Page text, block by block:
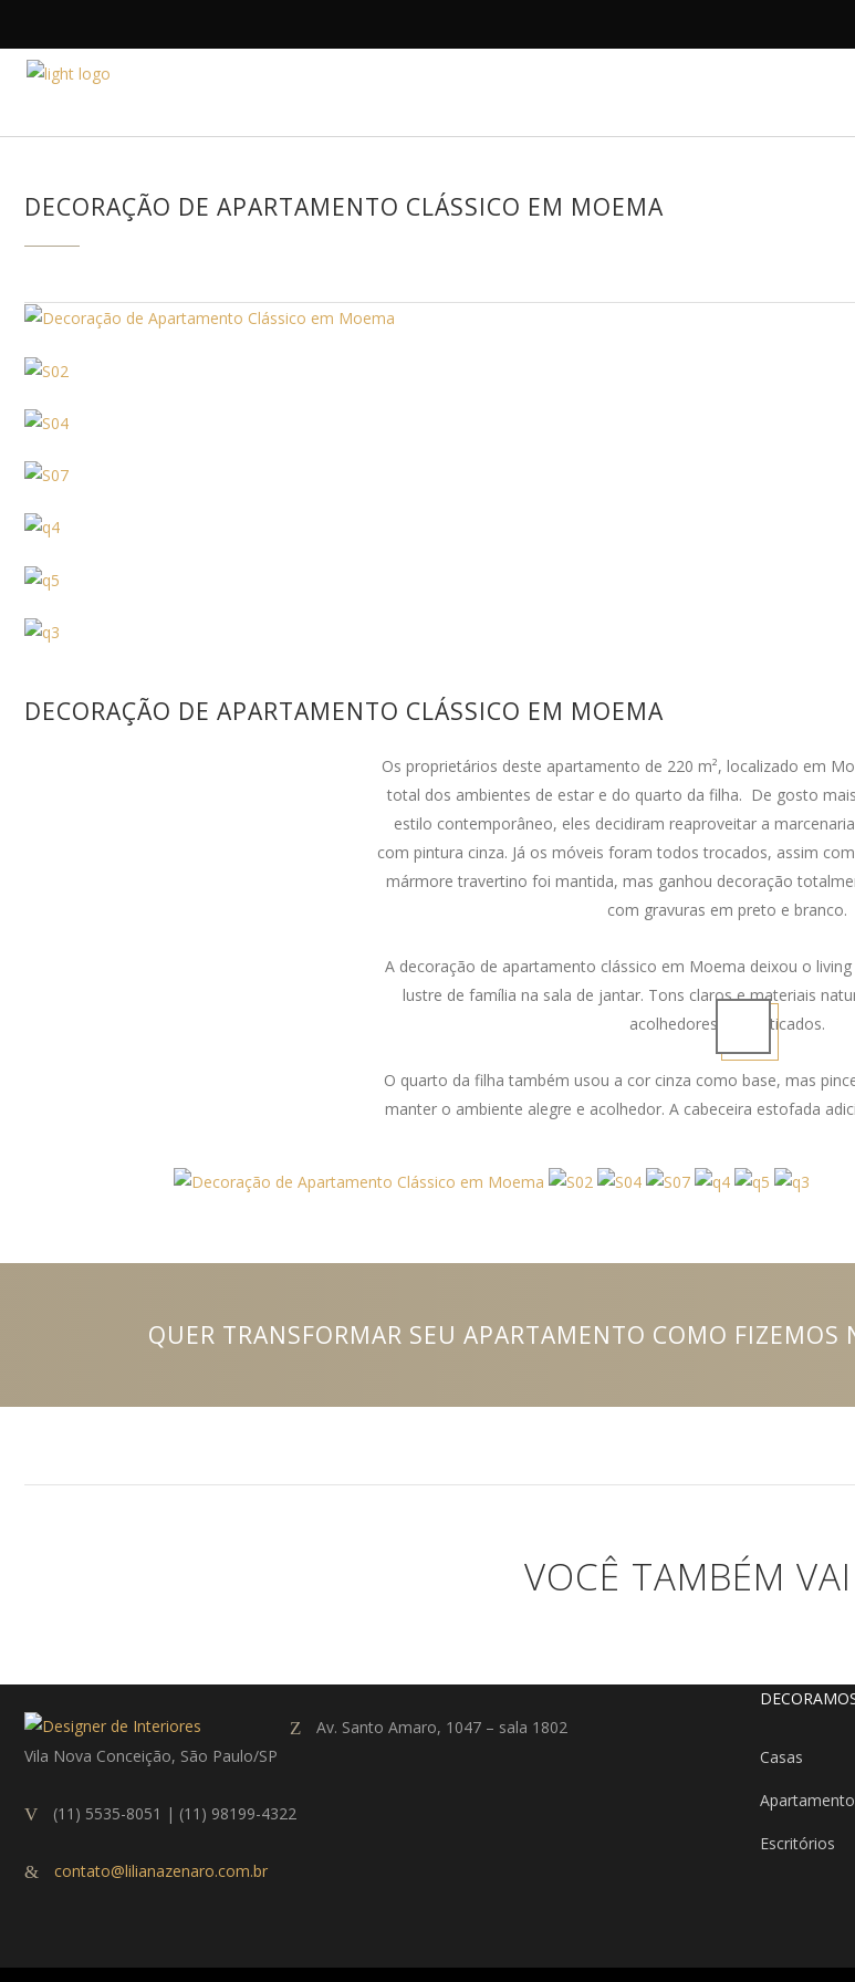
DECORAÇÃO DE APARTAMENTO CLÁSSICO EM MOEMA
DECORAÇÃO DE APARTAMENTO CLÁSSICO EM MOEMA
Os proprietários deste apartamento de 220 m², localizado em
total dos ambientes de estar e do quarto da filha. De gosto
estilo contemporâneo, eles decidiram reaproveitar a
com pintura cinza. Já os móveis foram todos trocados, assim
mármore travertino foi mantida, mas ganhou decoração
com gravuras em preto e branco.
A decoração de apartamento clássico em Moema deixou o
lustre de família na sala de jantar. Tons claros e materiais
acolhedores e sofisticados.
O quarto da filha também usou a cor cinza como base, mas
manter o ambiente alegre e acolhedor. A cabeceira estofada
QUER TRANSFORMAR SEU APARTAMENTO COMO FIZEMOS
VOCÊ TAMBÉM
Av. Santo Amaro, 1047 – sala 1802
Vila Nova Conceição, São Paulo/SP
(11) 5535-8051 | (11) 98199-4322
contato@lilianazenaro.com.br
Casas
Escritórios